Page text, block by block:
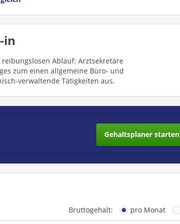
in
Ablauf: Arztsekretäre
zum einen allgemeine Büro- und
verwaltende Tätigkeiten aus.
Gehaltsplaner starten
Bruttogehalt: pro Monat